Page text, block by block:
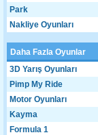
Park
Nakliye Oyunları
Daha Fazla Oyunlar
3D Yarış Oyunları
Pimp My Ride
Motor Oyunları
Kayma
Formula 1